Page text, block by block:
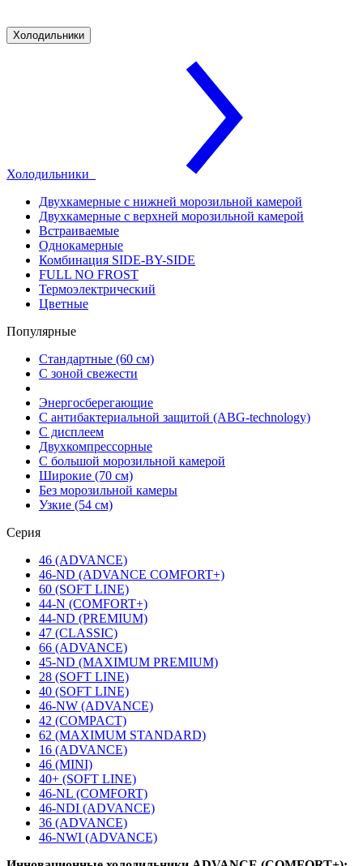
Холодильники
Холодильники
Двухкамерные с нижней морозильной камерой
Двухкамерные с верхней морозильной камерой
Встраиваемые
Однокамерные
Комбинация SIDE-BY-SIDE
FULL NO FROST
Термоэлектрический
Цветные
Популярные
Стандартные (60 см)
С зоной свежести
Энергосберегающие
С антибактериальной защитой (ABG-technology)
С дисплеем
Двухкомпрессорные
С большой морозильной камерой
Широкие (70 см)
Без морозильной камеры
Узкие (54 см)
Серия
46 (ADVANCE)
46-ND (ADVANCE COMFORT+)
60 (SOFT LINE)
44-N (COMFORT+)
44-ND (PREMIUM)
47 (CLASSIC)
66 (ADVANCE)
45-ND (MAXIMUM PREMIUM)
28 (SOFT LINE)
40 (SOFT LINE)
46-NW (ADVANCE)
42 (COMPACT)
62 (MAXIMUM STANDARD)
16 (ADVANCE)
46 (MINI)
40+ (SOFT LINE)
46-NL (COMFORT)
46-NDI (ADVANCE)
36 (ADVANCE)
46-NWI (ADVANCE)